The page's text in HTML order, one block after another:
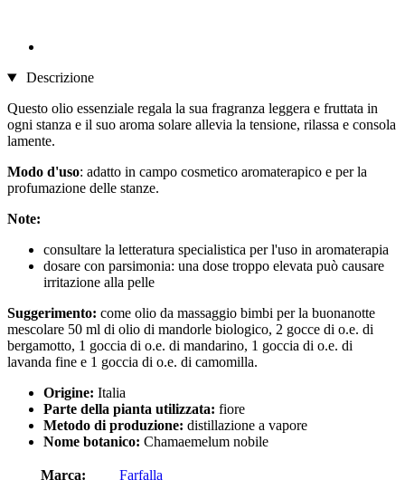
Descrizione
Questo olio essenziale regala la sua fragranza leggera e fruttata in
ogni stanza e il suo aroma solare allevia la tensione, rilassa e consola
lamente.
Modo d'uso: adatto in campo cosmetico aromaterapico e per la
profumazione delle stanze.
Note:
consultare la letteratura specialistica per l'uso in aromaterapia
dosare con parsimonia: una dose troppo elevata può causare
irritazione alla pelle
Suggerimento: come olio da massaggio bimbi per la buonanotte
mescolare 50 ml di olio di mandorle biologico, 2 gocce di o.e. di
bergamotto, 1 goccia di o.e. di mandarino, 1 goccia di o.e. di
lavanda fine e 1 goccia di o.e. di camomilla.
Origine: Italia
Parte della pianta utilizzata: fiore
Metodo di produzione: distillazione a vapore
Nome botanico: Chamaemelum nobile
Marca: Farfalla